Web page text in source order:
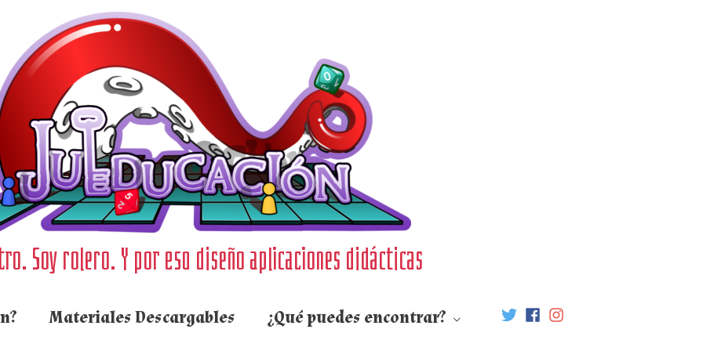
Soy rolero. Y por eso diseño aplicaciones didácticas
Materiales Descargables ¿Qué puedes encontrar?